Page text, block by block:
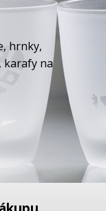
hrnky,
karafy na